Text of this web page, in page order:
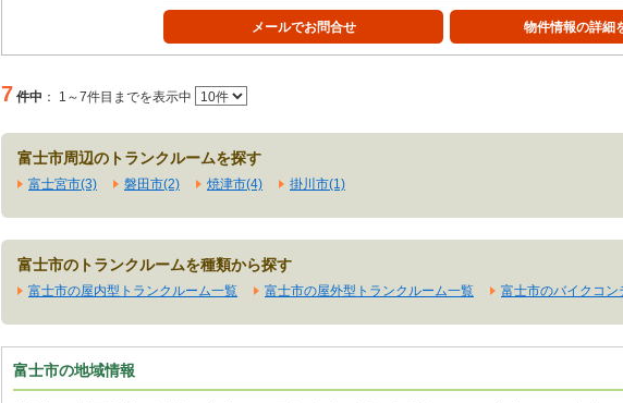
メールでお問合せ 物件情報の詳細
7 件中 ： 1～7件目までを表示中
富士市周辺のトランクルームを探す
富士宮市(3) 磐田市(2) 焼津市(4) 掛川市(1)
富士市のトランクルームを種類から探す
富士市の屋内型トランクルーム一覧 富士市の屋外型トランクルーム一覧 富士市のバイクコン
富士市の地域情報